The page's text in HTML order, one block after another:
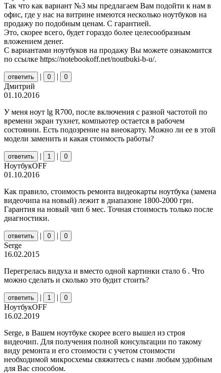
Так что как вариант №3 мы предлагаем Вам подойти к нам в
офис, где у нас на витрине имеются несколько ноутбуков на
продажу по подобным ценам. С гарантией.
Это, скорее всего, будет гораздо более целесообразным
вложением денег.
С вариантами ноутбуков на продажу Вы можете ознакомится
по ссылке https://notebookoff.net/noutbuki-b-u/.
ответить | 0 | 0
Дмитрий
01.10.2016
У меня ноут lg R700, после включения с разной частотой по
времени экран тухнет, компьютер остается в рабочем
состоянии. Есть подозрение на виеокарту. Можно ли ее в этой
модели заменить и какая стоимость работы?
ответить | 1 | 0
НоутбукOFF
01.10.2016
Как правило, стоимость ремонта видеокарты ноутбука (замена
видеочипа на новый) лежит в диапазоне 1800-2000 грн.
Гарантия на новый чип 6 мес. Точная стоимость только после
диагностики.
ответить | 0 | 0
Serge
16.02.2015
Перегрелась видуха и вместо одной картинки стало 6 . Что
можно сделать и сколько это будит стоить?
ответить | 1 | 0
НоутбукOFF
16.02.2019
Serge, в Вашем ноутбуке скорее всего вышел из строя
видеочип. Для получения полной консультации по такому
виду ремонта и его стоимости с учетом стоимости
необходимой микросхемы свяжитесь с нами любым удобным
для Вас способом.